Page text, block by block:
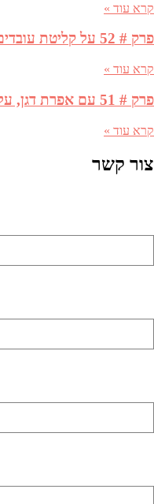
קרא עוד »
פרק # 52 על קליטת עובדים און-ליין עם אתי אתי רייכנשטיין מנהלת הגיוס בטבע ולי סיני, מגייסת בכירה ב SentinelOne
קרא עוד »
פרק # 51 עם אפרת דגן, על גיוס בתקופת קורונה
קרא עוד »
צור קשר